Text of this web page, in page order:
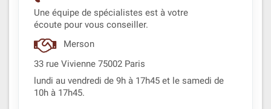
Une équipe de spécialistes est à votre
écoute pour vous conseiller.
Merson
33 rue Vivienne 75002 Paris
lundi au vendredi de 9h à 17h45 et le samedi de
10h à 17h45.